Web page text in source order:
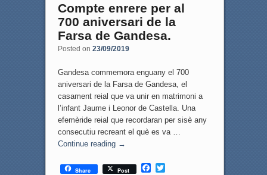
Compte enrere per al
700 aniversari de la
Farsa de Gandesa.
Posted on 23/09/2019
Gandesa commemora enguany el 700
aniversari de la Farsa de Gandesa, el
casament reial que va unir en matrimoni a
l’infant Jaume i Leonor de Castella. Una
efemèride reial que recordaran per sisè any
consecutiu recreant el què es va …
Continue reading →
Share Post
F
T